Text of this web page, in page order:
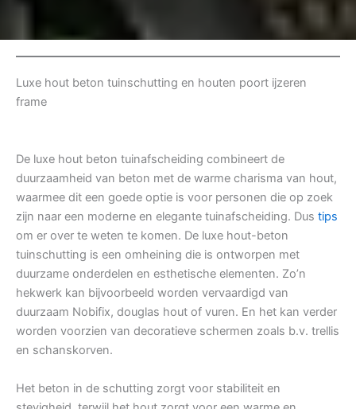
Luxe hout beton tuinschutting en houten poort ijzeren
frame
De luxe hout beton tuinafscheiding combineert de
duurzaamheid van beton met de warme charisma van hout,
waarmee dit een goede optie is voor personen die op zoek
zijn naar een moderne en elegante tuinafscheiding. Dus tips
om er over te weten te komen. De luxe hout-beton
tuinschutting is een omheining die is ontworpen met
duurzame onderdelen en esthetische elementen. Zo’n
hekwerk kan bijvoorbeeld worden vervaardigd van
duurzaam Nobifix, douglas hout of vuren. En het kan verder
worden voorzien van decoratieve schermen zoals b.v. trellis
en schanskorven.
Het beton in de schutting zorgt voor stabiliteit en